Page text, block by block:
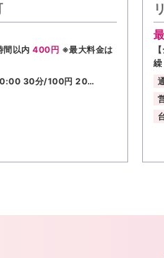
間以内 400円 ※最大料金は
30分/100円 20…
繰